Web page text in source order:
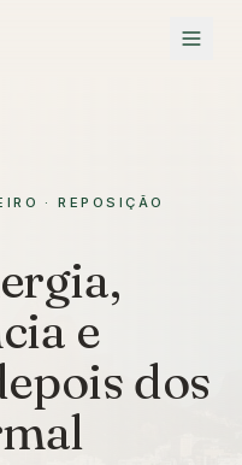
· REPOSIÇÃO
e
dos